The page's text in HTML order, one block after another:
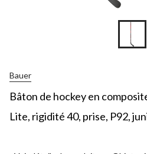
Bauer
Bâton de hockey en
Lite, rigidité 40, prise, P92,